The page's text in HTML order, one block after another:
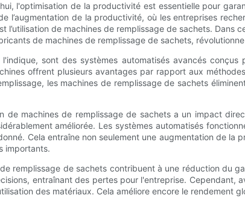
l'optimisation de la productivité est essentielle pour
l’augmentation de la productivité, où les entreprises
l’utilisation de machines de remplissage de sachets.
de machines de remplissage de sachets,
sont des systèmes automatisés avancés
offrent plusieurs avantages par rapport aux
les machines de remplissage de sachets
de machines de remplissage de sachets a un impact
améliorée. Les systèmes automatisés
Cela entraîne non seulement une augmentation de
importants.
remplissage de sachets contribuent à une réduction du
entraînant des pertes pour l'entreprise.
des matériaux. Cela améliore encore le rendement